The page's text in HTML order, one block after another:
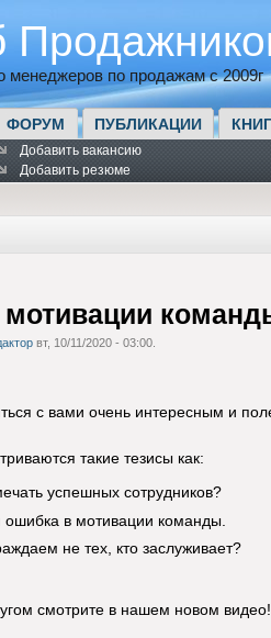
менеджеров по продажам с 2009г
ФОРУМ ПУБЛИКАЦИИ
Добавить вакансию
Добавить резюме
вт, 10/11/2020 - 03:00.
с вами очень интересным и
такие тезисы как:
успешных сотрудников?
в мотивации команды.
не тех, кто заслуживает?
смотрите в нашем новом видео!